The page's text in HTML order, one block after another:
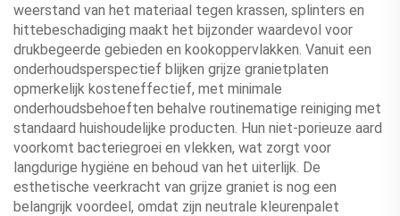
weerstand van het materiaal tegen krassen, splinters en
hittebeschadiging maakt het bijzonder waardevol voor
drukbegeerde gebieden en kookoppervlakken. Vanuit een
onderhoudsperspectief blijken grijze granietplaten
opmerkelijk kosteneffectief, met minimale
onderhoudsbehoeften behalve routinematige reiniging met
standaard huishoudelijke producten. Hun niet-porieuze aard
voorkomt bacteriegroei en vlekken, wat zorgt voor
langdurige hygiëne en behoud van het uiterlijk. De
esthetische veerkracht van grijze graniet is nog een
belangrijk voordeel, omdat zijn neutrale kleurenpalet